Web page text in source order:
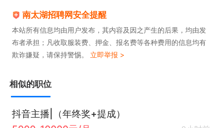
南太湖招聘网安全提醒
本站所有信息均由用户发布，其内容及因之产生的后果，均由发
布者承担；凡收取服装费、押金、报名费等各种费用的信息均有
欺诈嫌疑，请保持警惕。 立即举报 >
相似的职位
抖音主播|（年终奖+提成）